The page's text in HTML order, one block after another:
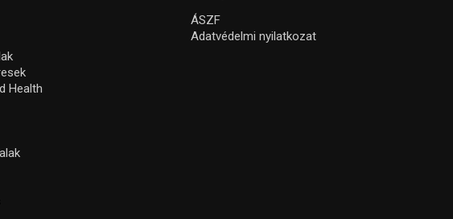
Health
ÁSZF
Adatvédelmi nyilatkozat